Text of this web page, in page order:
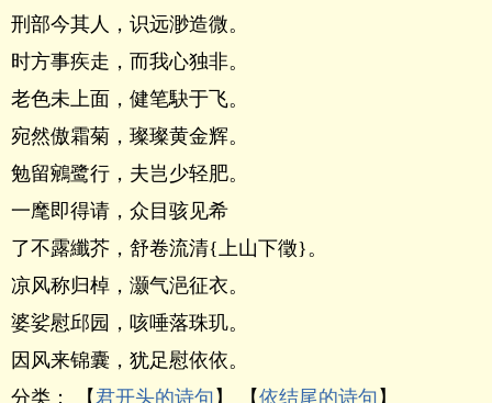
刑部今其人，识远渺造微。
时方事疾走，而我心独非。
老色未上面，健笔駃于飞。
宛然傲霜菊，璨璨黄金辉。
勉留鵷鹭行，夫岂少轻肥。
一麾即得请，众目骇见希
了不露纖芥，舒卷流清{上山下徵}。
凉风称归棹，灏气浥征衣。
婆娑慰邱园，咳唾落珠玑。
因风来锦囊，犹足慰依依。
分类： 【君开头的诗句 】 【依结尾的诗句 】